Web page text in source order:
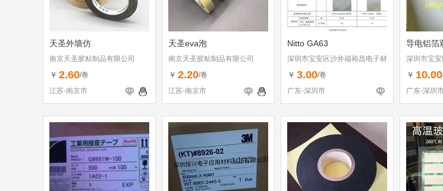
天圣外墙仿
南京天圣胶粘制品有限公司
￥ 2.60/卷
江苏-南京市
天圣eva泡
南京天圣胶粘制品有限公司
￥ 2.20/卷
江苏-南京市
Nitto GA63
深圳市宝安区沙井福裕昌电子材
料行
￥ 3.00/卷
广东-深圳市
导电铝箔
深圳市宝
材料行
￥ 10.00
广东-深圳